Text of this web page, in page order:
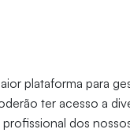
plataforma para
ter acesso a
dos